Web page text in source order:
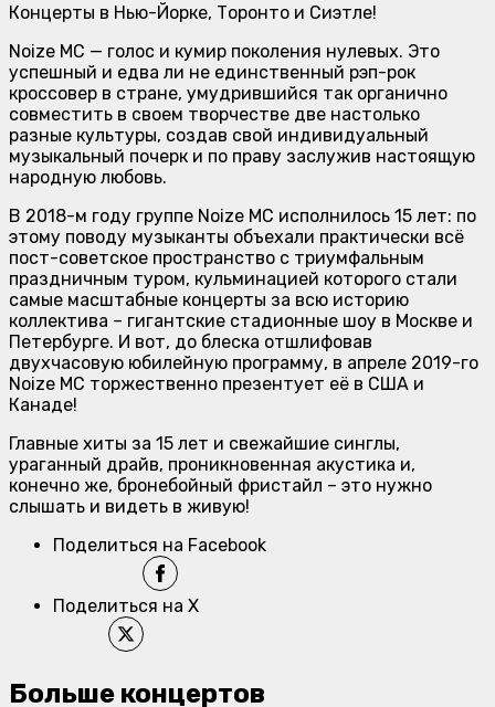
Концерты в Нью-Йорке, Торонто и Сиэтле!
Noize MC — голос и кумир поколения нулевых. Это
успешный и едва ли не единственный рэп-рок
кроссовер в стране, умудрившийся так органично
совместить в своем творчестве две настолько
разные культуры, создав свой индивидуальный
музыкальный почерк и по праву заслужив настоящую
народную любовь.
В 2018-м году группе Noize MC исполнилось 15 лет: по
этому поводу музыканты объехали практически всё
пост-советское пространство с триумфальным
праздничным туром, кульминацией которого стали
самые масштабные концерты за всю историю
коллектива – гигантские стадионные шоу в Москве и
Петербурге. И вот, до блеска отшлифовав
двухчасовую юбилейную программу, в апреле 2019-го
Noize MC торжественно презентует её в США и
Канаде!
Главные хиты за 15 лет и свежайшие синглы,
ураганный драйв, проникновенная акустика и,
конечно же, бронебойный фристайл – это нужно
слышать и видеть в живую!
Поделиться на Facebook
Поделиться на X
Больше концертов